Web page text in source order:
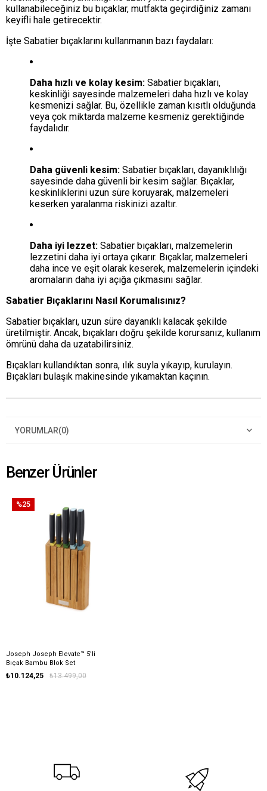
kullanabileceğiniz bu bıçaklar, mutfakta geçirdiğiniz zamanı
keyifli hale getirecektir.
İşte Sabatier bıçaklarını kullanmanın bazı faydaları:
Daha hızlı ve kolay kesim: Sabatier bıçakları,
keskinliği sayesinde malzemeleri daha hızlı ve kolay
kesmenizi sağlar. Bu, özellikle zaman kısıtlı olduğunda
veya çok miktarda malzeme kesmeniz gerektiğinde
faydalıdır.
Daha güvenli kesim: Sabatier bıçakları, dayanıklılığı
sayesinde daha güvenli bir kesim sağlar. Bıçaklar,
keskinliklerini uzun süre koruyarak, malzemeleri
keserken yaralanma riskinizi azaltır.
Daha iyi lezzet: Sabatier bıçakları, malzemelerin
lezzetini daha iyi ortaya çıkarır. Bıçaklar, malzemeleri
daha ince ve eşit olarak keserek, malzemelerin içindeki
aromaların daha iyi açığa çıkmasını sağlar.
Sabatier Bıçaklarını Nasıl Korumalısınız?
Sabatier bıçakları, uzun süre dayanıklı kalacak şekilde
üretilmiştir. Ancak, bıçakları doğru şekilde korursanız, kullanım
ömrünü daha da uzatabilirsiniz.
Bıçakları kullandıktan sonra, ılık suyla yıkayıp, kurulayın.
Bıçakları bulaşık makinesinde yıkamaktan kaçının.
YORUMLAR(0)
Benzer Ürünler
Joseph Joseph Elevate™ 5'li
Bıçak Bambu Blok Set
₺10.124,25 ₺13.499,00
%25